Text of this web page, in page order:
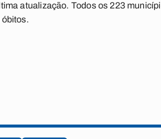
atualização. Todos os 223